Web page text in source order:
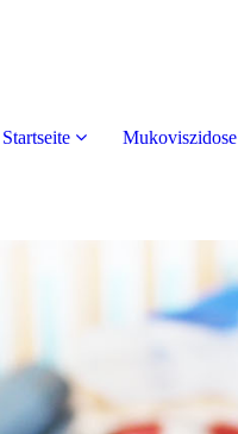
Startseite Mukoviszidose